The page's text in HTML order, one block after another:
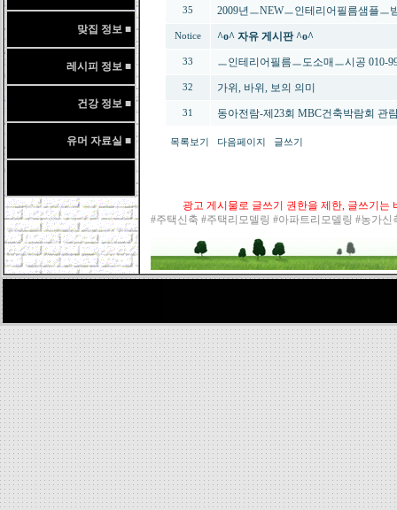
맞집 정보 ■
레시피 정보 ■
건강 정보 ■
유머 자료실 ■
35 2009년ㅡNEWㅡ인테리어필름샘플ㅡ
Notice ^o^ 자유 게시판 ^o^
33 ㅡ인테리어필름ㅡ도소매ㅡ시공 010-
32 가위, 바위, 보의 의미
31 동아전람-제23회 MBC건축박람회 관
목록보기 다음페이지 글쓰기
광고 게시물로 글쓰기 권한을 제한, 글쓰기는
#주택신축 #주택리모델링 #아파트리모델링 #농가